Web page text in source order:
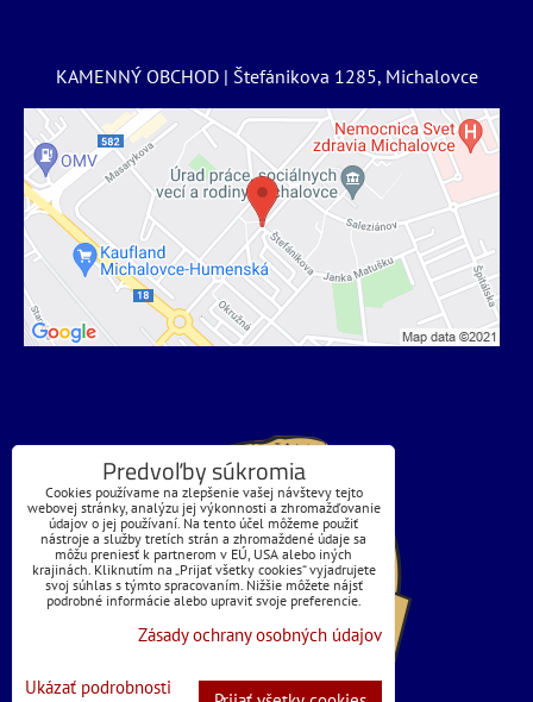
KAMENNÝ OBCHOD | Štefánikova 1285, Michalovce
Predvoľby súkromia
Cookies používame na zlepšenie vašej návštevy tejto
webovej stránky, analýzu jej výkonnosti a zhromažďovanie
údajov o jej používaní. Na tento účel môžeme použiť
nástroje a služby tretích strán a zhromaždené údaje sa
môžu preniesť k partnerom v EÚ, USA alebo iných
krajinách. Kliknutím na „Prijať všetky cookies“ vyjadrujete
svoj súhlas s týmto spracovaním. Nižšie môžete nájsť
podrobné informácie alebo upraviť svoje preferencie.
Zásady ochrany osobných údajov
Ukázať podrobnosti